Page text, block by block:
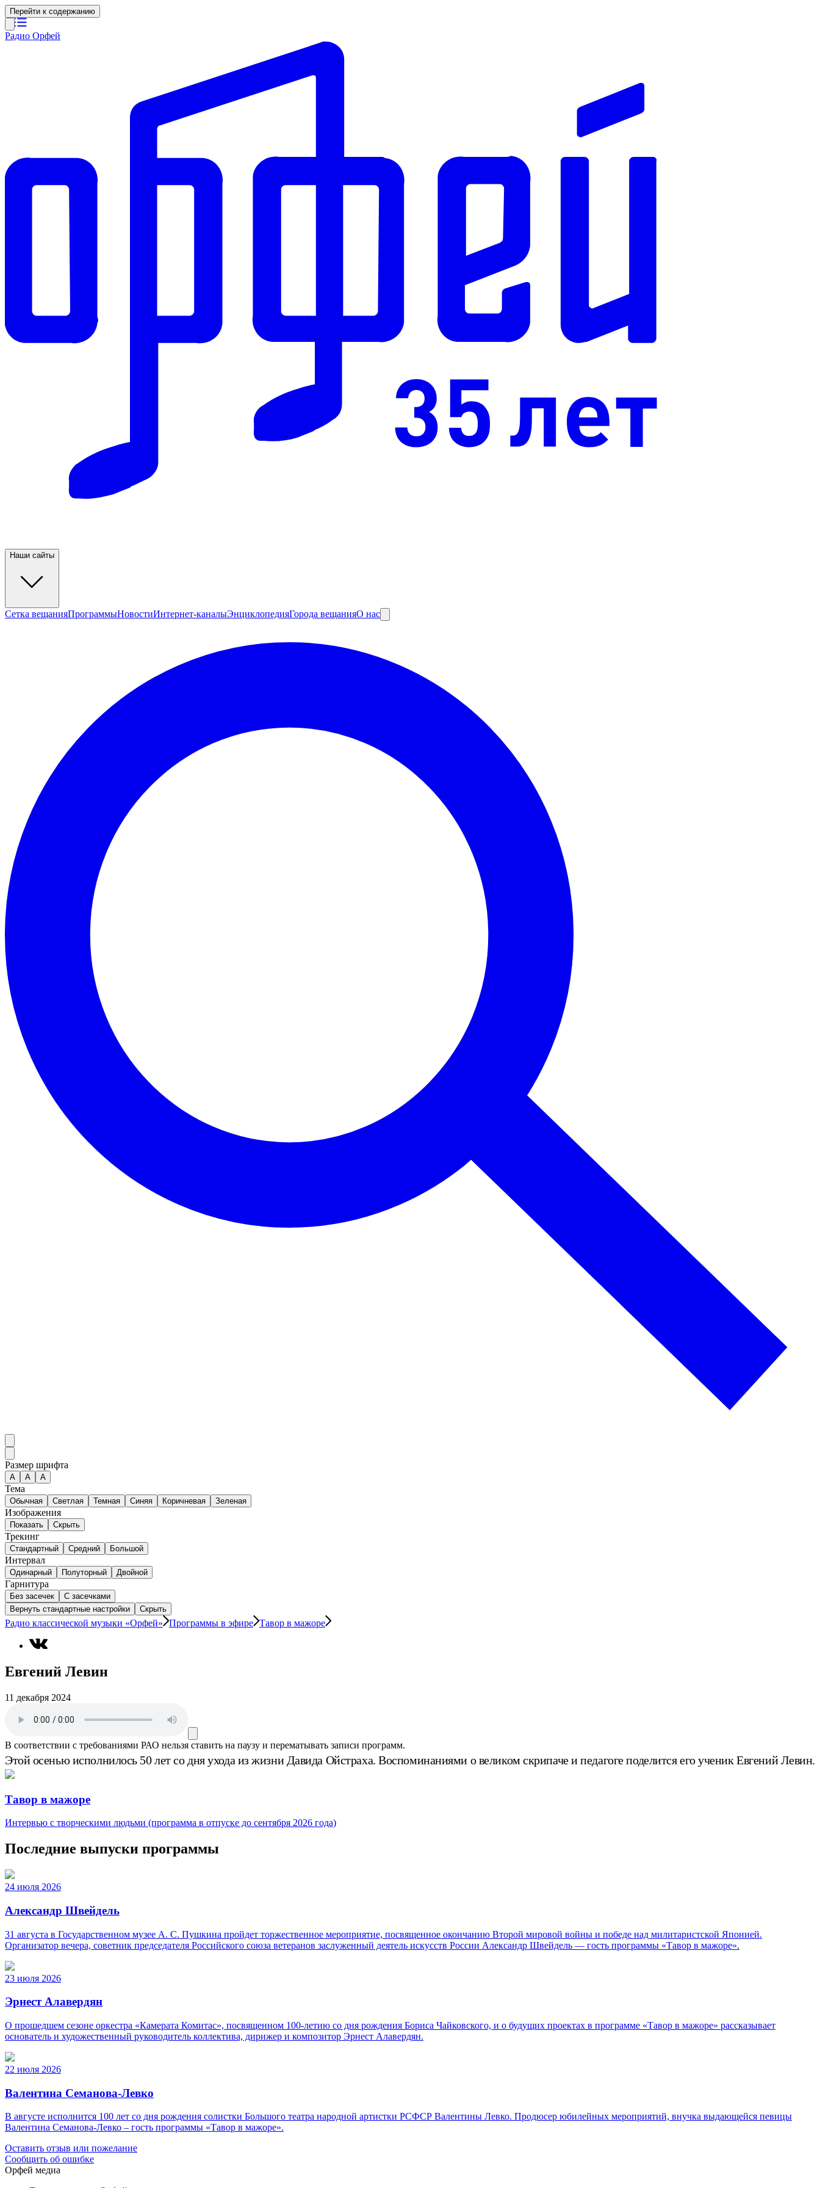
Перейти к содержанию
Радио Орфей
Наши сайты
Сетка вещанияПрограммыНовостиИнтернет-каналыЭнциклопедияГорода вещанияО нас
Размер шрифта
А A A
Тема
Обычная Светлая Темная Синяя Коричневая Зеленая
Изображения
Показать Скрыть
Трекинг
Стандартный Средний Большой
Интервал
Одинарный Полуторный Двойной
Гарнитура
Без засечек
С засечками
Вернуть стандартные настройки
Скрыть
Радио классической музыки «Орфей» Программы в эфире Тавор в мажоре
Евгений Левин
11 декабря 2024
В соответствии с требованиями РАО нельзя ставить на паузу и перематывать записи программ.
Этой осенью исполнилось 50 лет со дня ухода из жизни Давида Ойстраха. Воспоминаниями о великом скрипаче и педагоге поделится его ученик Евгений Левин.
Тавор в мажоре
Интервью с творческими людьми (программа в отпуске до сентября 2026 года)
Последние выпуски программы
24 июля 2026
Александр Швейдель
31 августа в Государственном музее А. С. Пушкина пройдет торжественное мероприятие, посвященное окончанию Второй мировой войны и победе над милитаристской Японией.
Организатор вечера, советник председателя Российского союза ветеранов заслуженный деятель искусств России Александр Швейдель — гость программы «Тавор в мажоре».
23 июля 2026
Эрнест Алавердян
О прошедшем сезоне оркестра «Камерата Комитас», посвященном 100-летию со дня рождения Бориса Чайковского, и о будущих проектах в программе «Тавор в мажоре» рассказывает
основатель и художественный руководитель коллектива, дирижер и композитор Эрнест Алавердян.
22 июля 2026
Валентина Семанова-Левко
В августе исполнится 100 лет со дня рождения солистки Большого театра народной артистки РСФСР Валентины Левко. Продюсер юбилейных мероприятий, внучка выдающейся певицы
Валентина Семанова-Левко – гость программы «Тавор в мажоре».
Оставить отзыв или пожелание
Сообщить об ошибке
Орфей медиа